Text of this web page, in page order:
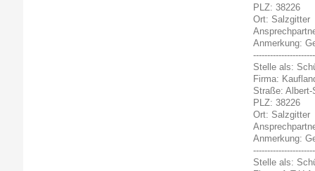
PLZ: 38226
Ort: Salzgitter
Anmerkung:
Stelle als:
Firma:
Straße:
PLZ: 38226
Ort: Salzgitter
Anmerkung:
Stelle als: